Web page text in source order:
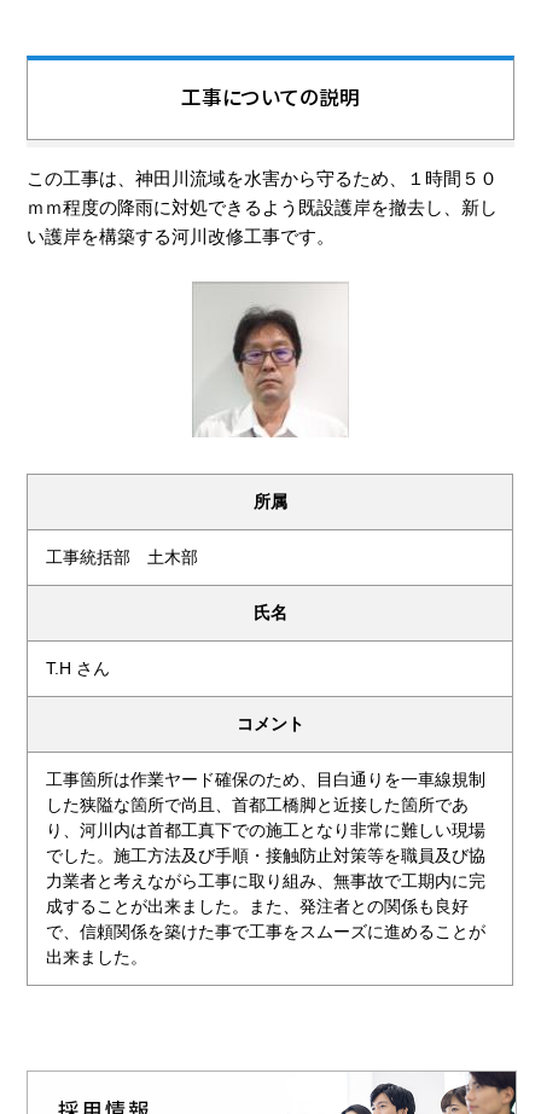
工事についての説明
この工事は、神田川流域を水害から守るため、１時間５０
ｍｍ程度の降雨に対処できるよう既設護岸を撤去し、新し
い護岸を構築する河川改修工事です。
所属
工事統括部 土木部
氏名
T.H さん
コメント
工事箇所は作業ヤード確保のため、目白通りを一車線規制
した狭隘な箇所で尚且、首都工橋脚と近接した箇所であ
り、河川内は首都工真下での施工となり非常に難しい現場
でした。施工方法及び手順・接触防止対策等を職員及び協
力業者と考えながら工事に取り組み、無事故で工期内に完
成することが出来ました。また、発注者との関係も良好
で、信頼関係を築けた事で工事をスムーズに進めることが
出来ました。